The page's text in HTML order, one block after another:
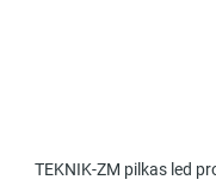
TEKNIK-ZM pilkas led